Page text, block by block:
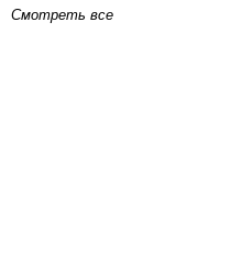
Смотреть все